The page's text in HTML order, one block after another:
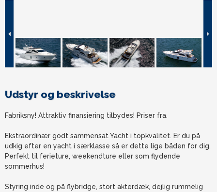
Udstyr og beskrivelse
Fabriksny! Attraktiv finansiering tilbydes! Priser fra.
Ekstraordinær godt sammensat Yacht i topkvalitet. Er du på
udkig efter en yacht i særklasse så er dette lige båden for dig.
Perfekt til ferieture, weekendture eller som flydende
sommerhus!
Styring inde og på flybridge, stort akterdæk, dejlig rummelig